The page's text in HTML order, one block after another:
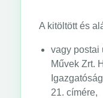
A kitöltött és
vagy postai
Művek Zrt.
21. címére,